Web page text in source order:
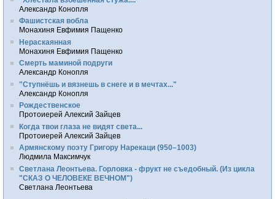
Александр Конопля
Фашистская вобла
Монахиня Евфимия Пащенко
Нераскаянная
Монахиня Евфимия Пащенко
Смерть маминой подруги
Александр Конопля
"Ступнёшь и вязнешь в снеге и в мечтах..."
Александр Конопля
Рождественское
Протоиерей Алексий Зайцев
Когда твои глаза не видят света...
Протоиерей Алексий Зайцев
Армянскому поэту Григору Нарекаци (950–1003)
Людмила Максимчук
Светлана Леонтьева. Горловка - фрукт не съедобный. (Из цикла
"СКАЗ О ЧЕЛОВЕКЕ ВЕЧНОМ")
Светлана Леонтьева